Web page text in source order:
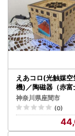
えあコロ(光触媒空
機)／陶磁器（赤富
）
神奈川県座間市
(0)